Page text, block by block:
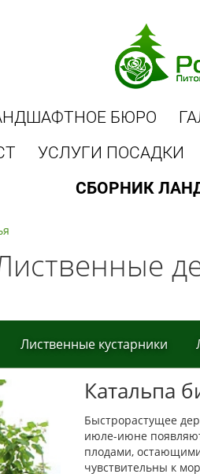
БЮРО
УСЛУГИ ПОСАДКИ
СБОРНИК
Листвeнныe кустaрники
Катальпа
Быстрорастущее
июле-июне
плодами,
чувствительны к